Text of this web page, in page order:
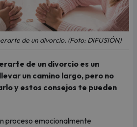
de un divorcio. (Foto: DIFUSIÓN)
de un divorcio es un
un camino largo, pero no
y estos consejos te pueden
proceso emocionalmente